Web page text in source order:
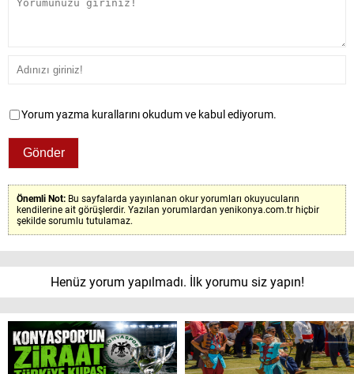
Yorum yazma kurallarını okudum ve kabul ediyorum.
Önemli Not: Bu sayfalarda yayınlanan okur yorumları okuyucuların
kendilerine ait görüşlerdir. Yazılan yorumlardan yenikonya.com.tr hiçbir
şekilde sorumlu tutulamaz.
Henüz yorum yapılmadı. İlk yorumu siz yapın!